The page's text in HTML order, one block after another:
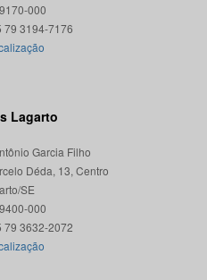
000
Lagarto
Garcia Filho
Déda, 13, Centro
SE
000